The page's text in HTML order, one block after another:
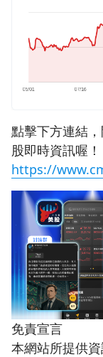
點擊下方連結
股即時資訊喔！
https://
免責宣言
本網站所提供